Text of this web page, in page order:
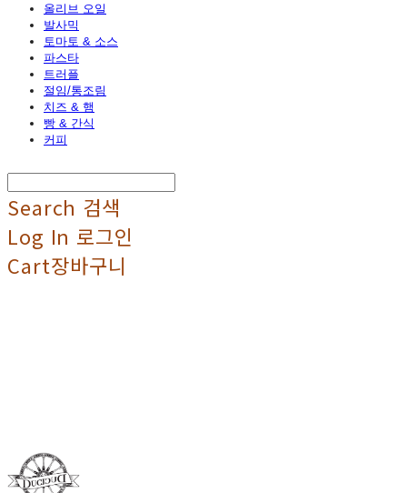
올리브 오일
발사믹
토마토 & 소스
파스타
트러플
절임/통조림
치즈 & 햄
빵 & 간식
커피
Search 검색
Log In 로그인
Cart장바구니